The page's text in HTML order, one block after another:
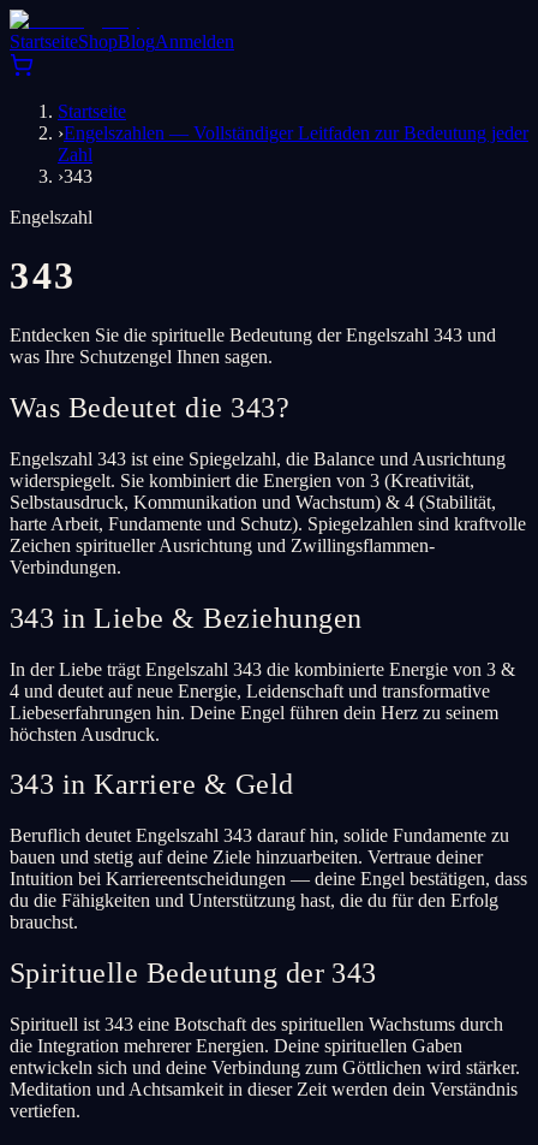
StartseiteShopBlogAnmelden
Startseite
›Engelszahlen — Vollständiger Leitfaden zur Bedeutung jeder
Zahl
›343
Engelszahl
343
Entdecken Sie die spirituelle Bedeutung der Engelszahl 343 und
was Ihre Schutzengel Ihnen sagen.
Was Bedeutet die 343?
Engelszahl 343 ist eine Spiegelzahl, die Balance und Ausrichtung
widerspiegelt. Sie kombiniert die Energien von 3 (Kreativität,
Selbstausdruck, Kommunikation und Wachstum) & 4 (Stabilität,
harte Arbeit, Fundamente und Schutz). Spiegelzahlen sind kraftvolle
Zeichen spiritueller Ausrichtung und Zwillingsflammen-
Verbindungen.
343 in Liebe & Beziehungen
In der Liebe trägt Engelszahl 343 die kombinierte Energie von 3 &
4 und deutet auf neue Energie, Leidenschaft und transformative
Liebeserfahrungen hin. Deine Engel führen dein Herz zu seinem
höchsten Ausdruck.
343 in Karriere & Geld
Beruflich deutet Engelszahl 343 darauf hin, solide Fundamente zu
bauen und stetig auf deine Ziele hinzuarbeiten. Vertraue deiner
Intuition bei Karriereentscheidungen — deine Engel bestätigen, dass
du die Fähigkeiten und Unterstützung hast, die du für den Erfolg
brauchst.
Spirituelle Bedeutung der 343
Spirituell ist 343 eine Botschaft des spirituellen Wachstums durch
die Integration mehrerer Energien. Deine spirituellen Gaben
entwickeln sich und deine Verbindung zum Göttlichen wird stärker.
Meditation und Achtsamkeit in dieser Zeit werden dein Verständnis
vertiefen.